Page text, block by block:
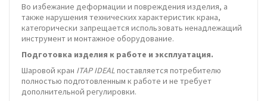
Во избежание деформации и повреждения изделия, а
также нарушения технических характеристик крана,
категорически запрещается использовать ненадлежащий
инструмент и монтажное оборудование.
Подготовка изделия к работе и эксплуатация.
Шаровой кран ITAP IDEALпоставляется потребителю
полностью подготовленным к работе и не требует
дополнительной регулировки.